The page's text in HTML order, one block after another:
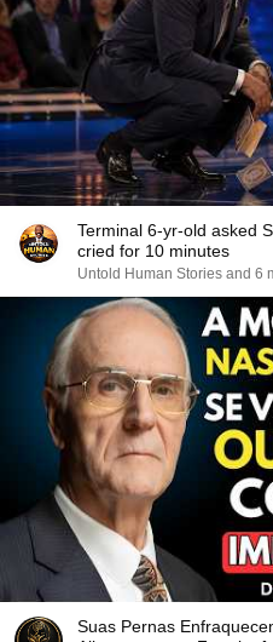
Terminal 6-yr-old asked
cried for 10 minutes
Untold Human Stories and 6
Suas Pernas